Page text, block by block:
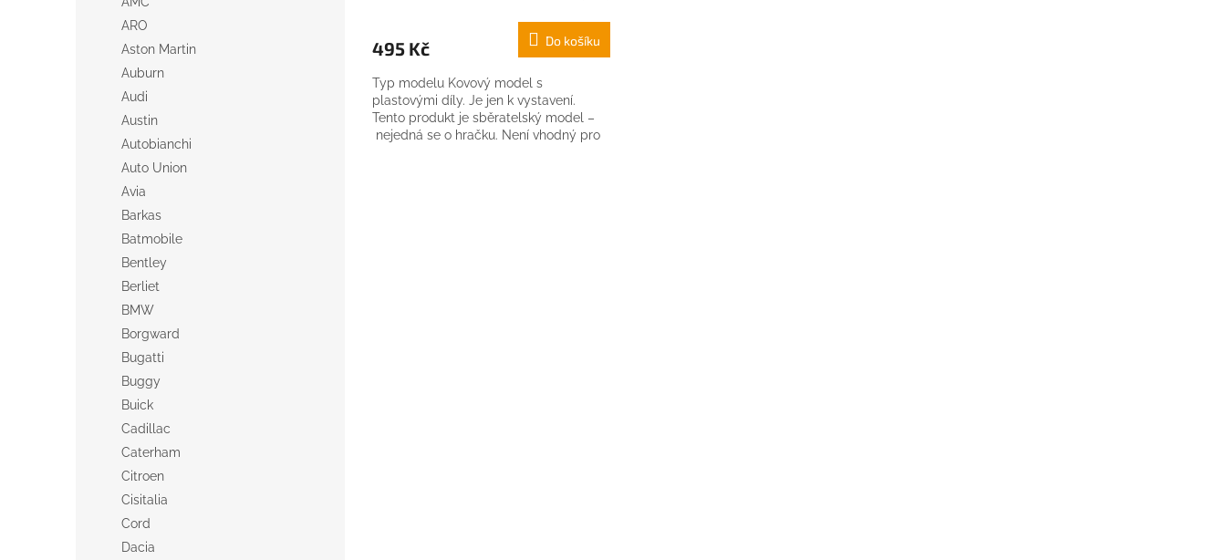
ARO
Aston Martin
Auburn
Audi
Austin
Autobianchi
Auto Union
Avia
Barkas
Batmobile
Bentley
Berliet
BMW
Borgward
Bugatti
Buggy
Buick
Cadillac
Caterham
Citroen
Cisitalia
Cord
Dacia
495 Kč Do košíku
Typ modelu Kovový model s
plastovými díly. Je jen k vystavení.
Tento produkt je sběratelský model –
nejedná se o hračku. Není vhodný pro